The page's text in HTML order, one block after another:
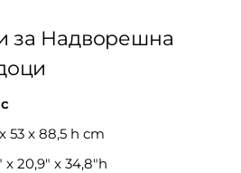
за Надворешна
53 x 88,5 h cm
x 20,9″ x 34,8″h